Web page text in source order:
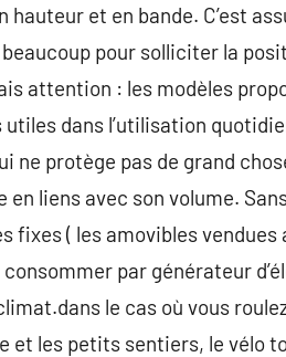
hauteur et en bande. C’est
pour solliciter la
attention : les modèles
dans l’utilisation
ne protège pas de grand
en liens avec son volume.
fixes ( les amovibles
par générateur
le cas où vous
et les petits sentiers, le vélo